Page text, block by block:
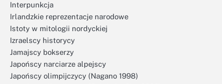
Interpunkcja
Irlandzkie reprezentacje narodowe
Istoty w mitologii nordyckiej
Izraelscy historycy
Jamajscy bokserzy
Japońscy narciarze alpejscy
Japońscy olimpijczycy (Nagano 1998)